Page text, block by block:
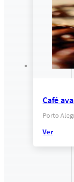
Café
Porto
Ver